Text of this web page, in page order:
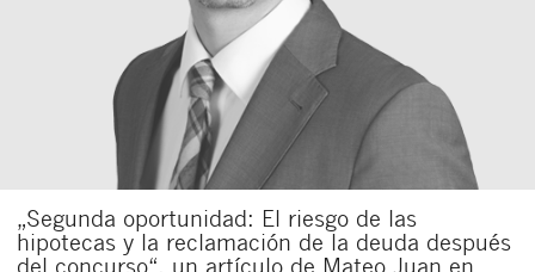
„Segunda oportunidad: El riesgo de las
hipotecas y la reclamación de la deuda después
del concurso“, un artículo de Mateo Juan en